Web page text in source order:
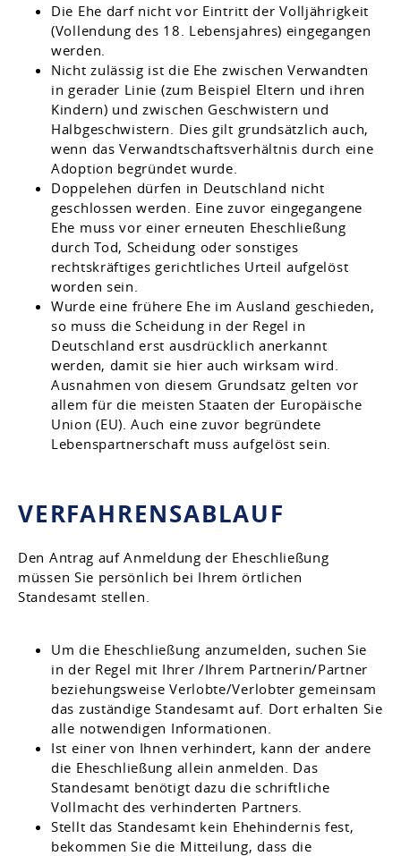
Die Ehe darf nicht vor Eintritt der Volljährigkeit
(Vollendung des 18. Lebensjahres) eingegangen
werden.
Nicht zulässig ist die Ehe zwischen Verwandten
in gerader Linie (zum Beispiel Eltern und ihren
Kindern) und zwischen Geschwistern und
Halbgeschwistern. Dies gilt grundsätzlich auch,
wenn das Verwandtschaftsverhältnis durch eine
Adoption begründet wurde.
Doppelehen dürfen in Deutschland nicht
geschlossen werden. Eine zuvor eingegangene
Ehe muss vor einer erneuten Eheschließung
durch Tod, Scheidung oder sonstiges
rechtskräftiges gerichtliches Urteil aufgelöst
worden sein.
Wurde eine frühere Ehe im Ausland geschieden,
so muss die Scheidung in der Regel in
Deutschland erst ausdrücklich anerkannt
werden, damit sie hier auch wirksam wird.
Ausnahmen von diesem Grundsatz gelten vor
allem für die meisten Staaten der Europäische
Union (EU). Auch eine zuvor begründete
Lebenspartnerschaft muss aufgelöst sein.
VERFAHRENSABLAUF
Den Antrag auf Anmeldung der Eheschließung
müssen Sie persönlich bei Ihrem örtlichen
Standesamt stellen.
Um die Eheschließung anzumelden, suchen Sie
in der Regel mit Ihrer /Ihrem Partnerin/Partner
beziehungsweise Verlobte/Verlobter gemeinsam
das zuständige Standesamt auf. Dort erhalten Sie
alle notwendigen Informationen.
Ist einer von Ihnen verhindert, kann der andere
die Eheschließung allein anmelden. Das
Standesamt benötigt dazu die schriftliche
Vollmacht des verhinderten Partners.
Stellt das Standesamt kein Ehehindernis fest,
bekommen Sie die Mitteilung, dass die